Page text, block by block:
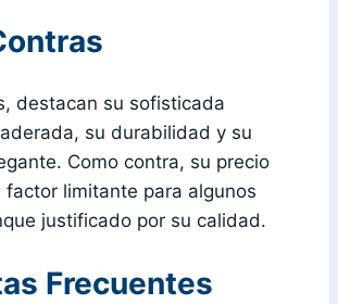
destacan su sofisticada
su durabilidad y su
Como contra, su precio
factor limitante para algunos
justificado por su calidad.
Frecuentes